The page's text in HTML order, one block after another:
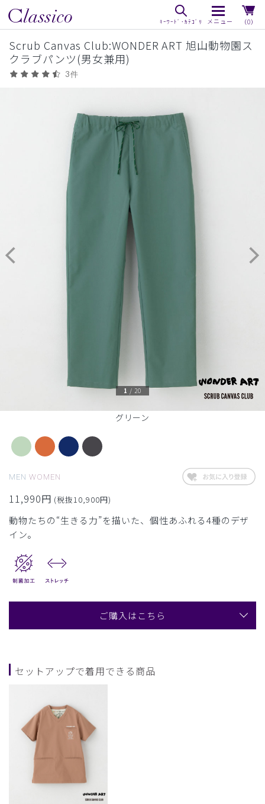
（0）
Scrub Canvas Club:WONDER ART 旭山動物園ス
クラブパンツ(男女兼用)
3件
グリーン
1 / 20
MEN WOMEN
11,990円 (税抜10,900円)
動物たちの“生きる力”を描いた、個性あふれる4種のデザ
イン。
ご購入はこちら
セットアップで着用できる商品